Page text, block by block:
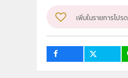
เพิ่มในรายการโปรด